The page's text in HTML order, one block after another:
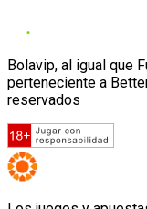
Bolavip, al igual que
perteneciente a
reservados